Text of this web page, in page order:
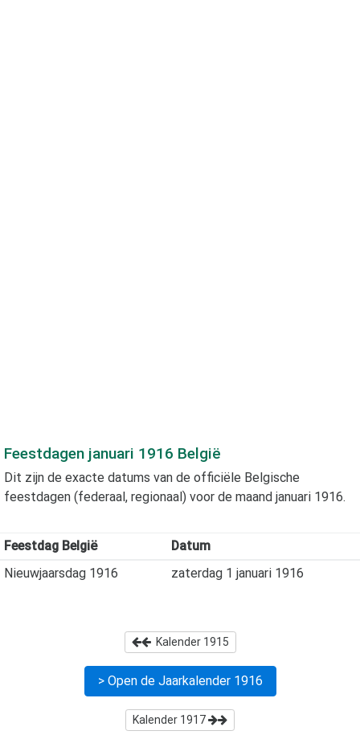
Feestdagen januari 1916 België
Dit zijn de exacte datums van de officiële Belgische
feestdagen (federaal, regionaal) voor de maand januari 1916.
Feestdag België
Datum
Nieuwjaarsdag 1916
zaterdag 1 januari 1916
Kalender 1915
> Open de Jaarkalender 1916
Kalender 1917